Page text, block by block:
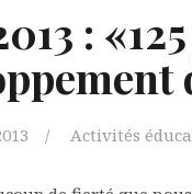
:
Activités